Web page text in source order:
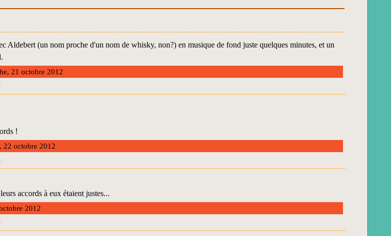
Aldebert (un nom proche d'un nom de whisky, non?) en musique de fond juste quelques minutes, et un
21 octobre 2012
!
22 octobre 2012
accords à eux étaient justes...
2012